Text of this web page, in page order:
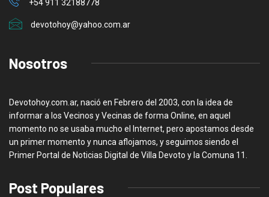
+54 911 32188778
devotohoy@yahoo.com.ar
Nosotros
Devotohoy.com.ar, nació en Febrero del 2003, con la idea de
informar a los Vecinos y Vecinas de forma Online, en aquel
momento no se usaba mucho el Internet, pero apostamos desde
un primer momento y nunca aflojamos, y seguimos siendo el
Primer Portal de Noticias Digital de Villa Devoto y la Comuna 11.
Post Populares